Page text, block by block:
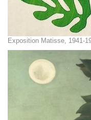
Exposition Matisse, 1941-